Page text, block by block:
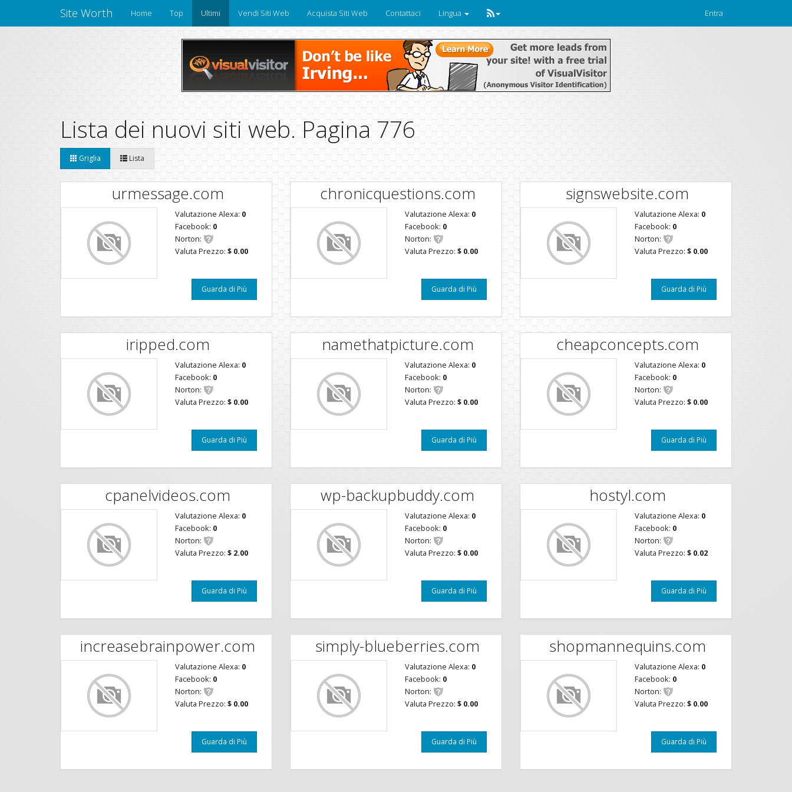
Site Worth Home Top Ultimi Vendi Siti Web Acquista Siti Web Contattaci Lingua Entra
Lista dei nuovi siti web. Pagina 776
Griglia Lista
urmessage.com
Valutazione Alexa: 0
Facebook: 0
Norton:
Valuta Prezzo: $ 0.00
Guarda di Più
chronicquestions.com
Valutazione Alexa: 0
Facebook: 0
Norton:
Valuta Prezzo: $ 0.00
Guarda di Più
signswebsite.com
Valutazione Alexa: 0
Facebook: 0
Norton:
Valuta Prezzo: $ 0.00
Guarda di Più
iripped.com
Valutazione Alexa: 0
Facebook: 0
Norton:
Valuta Prezzo: $ 0.00
Guarda di Più
namethatpicture.com
Valutazione Alexa: 0
Facebook: 0
Norton:
Valuta Prezzo: $ 0.00
Guarda di Più
cheapconcepts.com
Valutazione Alexa: 0
Facebook: 0
Norton:
Valuta Prezzo: $ 0.00
Guarda di Più
cpanelvideos.com
Valutazione Alexa: 0
Facebook: 0
Norton:
Valuta Prezzo: $ 2.00
Guarda di Più
wp-backupbuddy.com
Valutazione Alexa: 0
Facebook: 0
Norton:
Valuta Prezzo: $ 0.00
Guarda di Più
hostyl.com
Valutazione Alexa: 0
Facebook: 0
Norton:
Valuta Prezzo: $ 0.02
Guarda di Più
increasebrainpower.com
Valutazione Alexa: 0
Facebook: 0
Norton:
Valuta Prezzo: $ 0.00
Guarda di Più
simply-blueberries.com
Valutazione Alexa: 0
Facebook: 0
Norton:
Valuta Prezzo: $ 0.00
Guarda di Più
shopmannequins.com
Valutazione Alexa: 0
Facebook: 0
Norton:
Valuta Prezzo: $ 0.00
Guarda di Più